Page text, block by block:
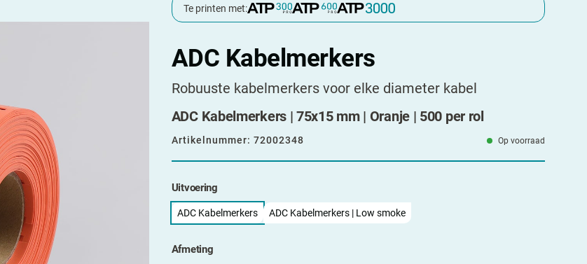
Te printen met:
ADC Kabelmerkers
Robuuste kabelmerkers voor elke diameter kabel
ADC Kabelmerkers | 75x15 mm | Oranje | 500 per rol
Artikelnummer: 72002348 Op voorraad
Uitvoering
ADC Kabelmerkers ADC Kabelmerkers | Low smoke
Afmeting